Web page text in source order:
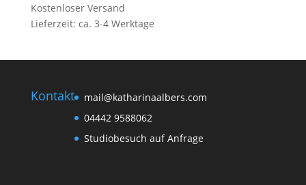
Kostenloser Versand
Lieferzeit: ca. 3-4 Werktage
Kontakt
mail@katharinaalbers.com
04442 9588062
Studiobesuch auf Anfrage